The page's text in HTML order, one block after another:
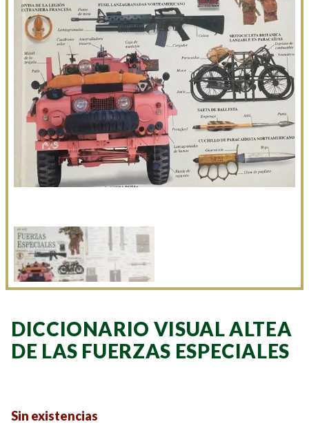
DICCIONARIO VISUAL ALTEA
DE LAS FUERZAS ESPECIALES
Sin existencias